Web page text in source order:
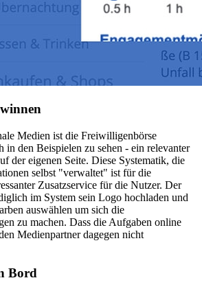
Medien ist die Freiwilligenbörse
in den Beispielen zu sehen - ein relevanter
der eigenen Seite. Diese Systematik, die
selbst "verwaltet" ist für die
Zusatzservice für die Nutzer. Der
im System sein Logo hochladen und
auswählen um sich die
zu machen. Dass die Aufgaben online
Medienpartner dagegen nicht
Bord